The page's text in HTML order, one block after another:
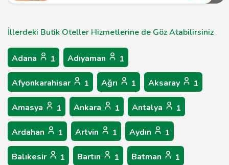
İllerdeki Butik Oteller Hizmetlerine de Göz Atabilirsiniz
Adana 1 Adıyaman 1
Afyonkarahisar 1 Ağrı 1 Aksaray 1
Amasya 1 Ankara 1 Antalya 1
Ardahan 1 Artvin 1 Aydın 1
Balıkesir 1 Bartın 1 Batman 1